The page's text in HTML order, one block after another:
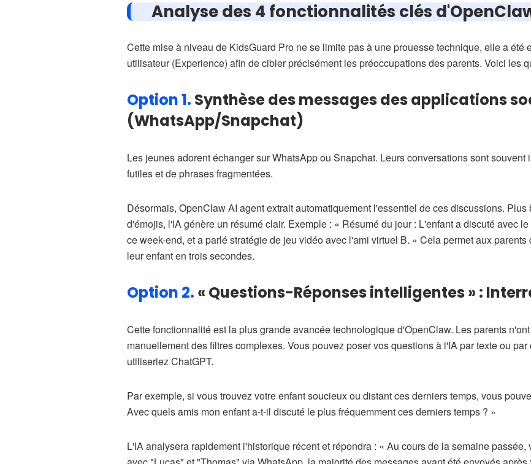
Analyse des 4 fonctionnalités clés
Cette mise à niveau de KidsGuard Pro ne se limite pas à une prouesse technique, elle a été
utilisateur (Experience) afin de cibler précisément les préoccupations des parents. Voici les
Option 1. Synthèse des messages des applications
(WhatsApp/Snapchat)
Les jeunes adorent échanger sur WhatsApp ou Snapchat. Leurs conversations sont
futiles et de phrases fragmentées.
Désormais, OpenClaw AI agent extrait automatiquement l'essentiel de ces discussions.
d'émojis, l'IA génère un résumé clair. Exemple : « Résumé du jour : L'enfant a discuté avec
ce week-end, et a parlé stratégie de jeu vidéo avec l'ami virtuel B. » Cela permet aux
leur enfant en trois secondes.
Option 2. « Questions-Réponses intelligentes » :
Cette fonctionnalité est la plus grande avancée technologique d'OpenClaw. Les parents
manuellement des filtres complexes. Vous pouvez poser vos questions à l'IA par texte ou
utiliseriez ChatGPT.
Par exemple, si vous trouvez votre enfant soucieux ou distant ces derniers temps, vous
Avec quels amis mon enfant a-t-il discuté le plus fréquemment ces derniers temps ? »
L'IA analysera rapidement l'historique récent et répondra : « Au cours de la semaine